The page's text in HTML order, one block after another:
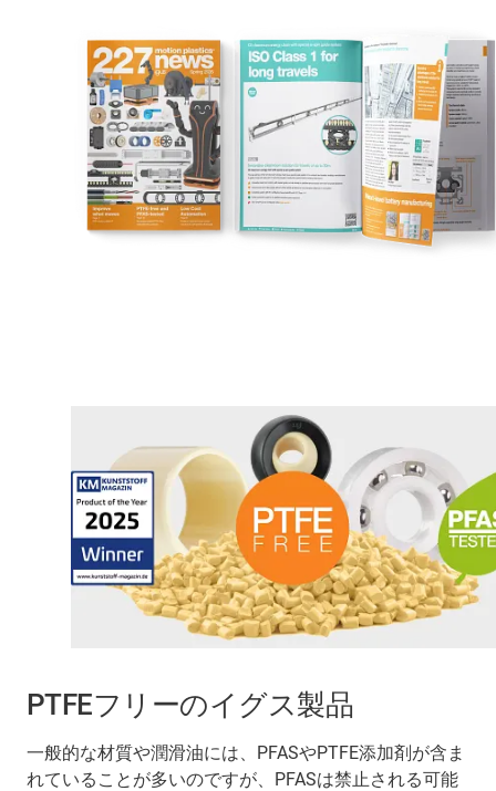
PTFEフリーのイグス製品
一般的な材質や潤滑油には、PFASやPTFE添加剤が含ま
れていることが多いのですが、PFASは禁止される可能